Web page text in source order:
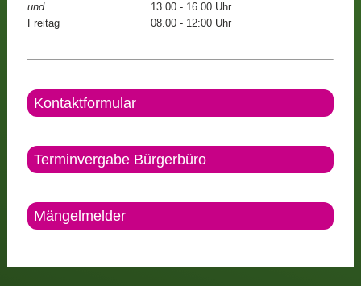
und
13.00 - 16.00 Uhr
Freitag
08.00 - 12:00 Uhr
Kontaktformular
Terminvergabe Bürgerbüro
Mängelmelder